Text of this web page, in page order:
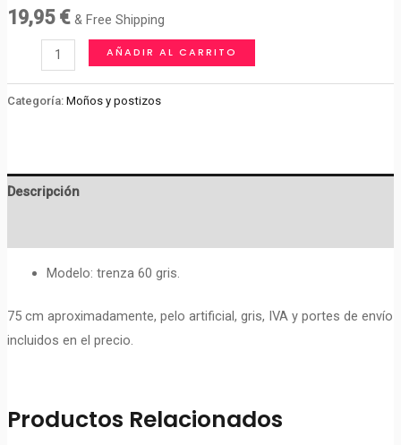
19,95 € & Free Shipping
TRENZA
POSTIZO
AÑADIR AL CARRITO
Categoría: Moños y postizos
Descripción
Modelo: trenza 60 gris.
75 cm aproximadamente, pelo artificial, gris, IVA y portes de envío
incluidos en el precio.
Productos Relacionados